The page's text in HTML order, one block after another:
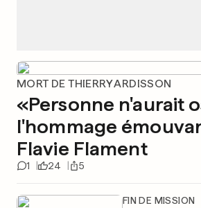
MORT DE THIERRY ARDISSON
«Personne n'aurait
l'hommage
Flavie Flament
1 24 5
FIN DE MISSION